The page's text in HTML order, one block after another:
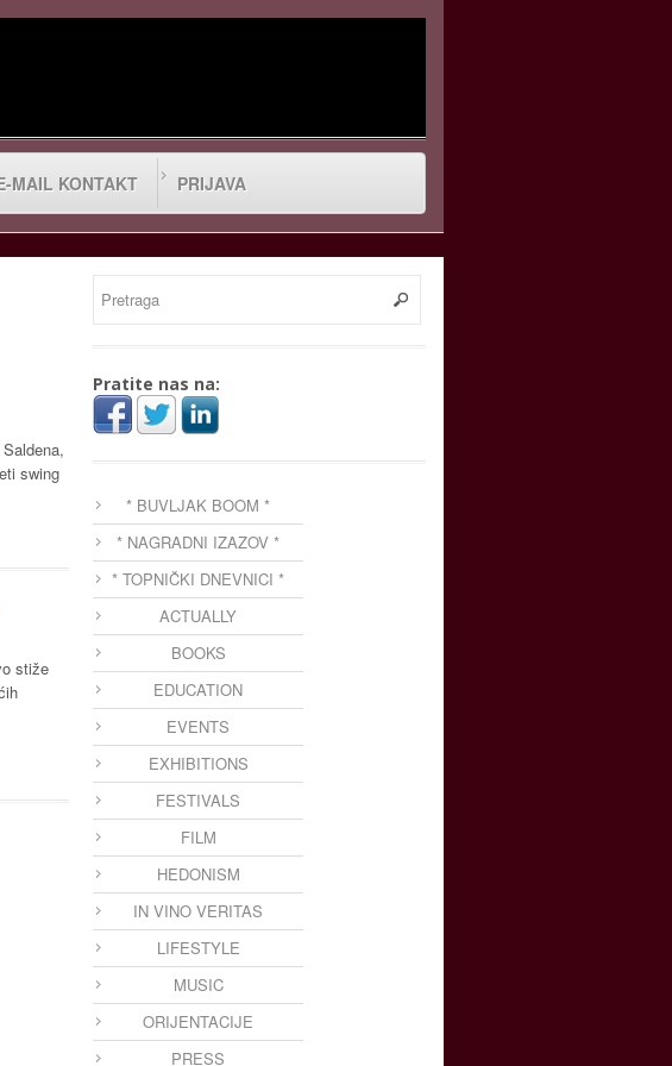
MAIL KONTAKT PRIJAVA
swing
stiže
Pratite nas na:
* BUVLJAK BOOM *
* NAGRADNI IZAZOV *
* TOPNIČKI DNEVNICI *
ACTUALLY
BOOKS
EDUCATION
EVENTS
EXHIBITIONS
FESTIVALS
FILM
HEDONISM
IN VINO VERITAS
LIFESTYLE
MUSIC
ORIJENTACIJE
PRESS